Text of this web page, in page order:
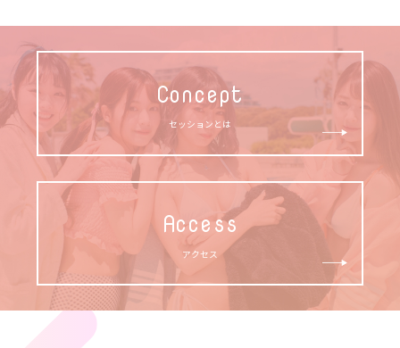
Concept
セッションとは
Access
アクセス